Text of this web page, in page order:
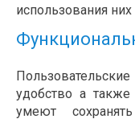
использования
удобство а
умеют